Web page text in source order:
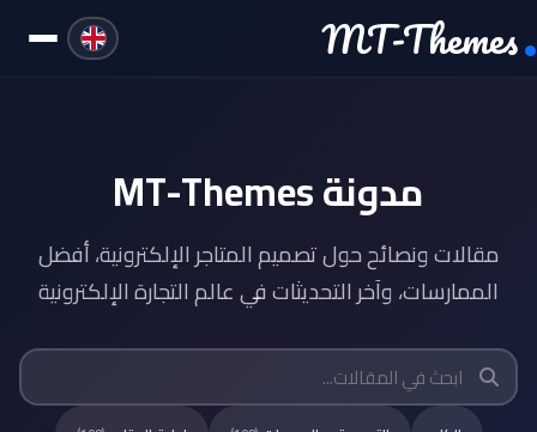
MT-Themes
مدونة MT-Themes
مقالات ونصائح حول تصميم المتاجر الإلكترونية، أفضل
الممارسات، وآخر التحديثات في عالم التجارة الإلكترونية